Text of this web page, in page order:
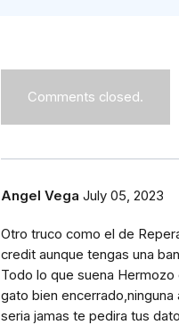
Comments closed.
Angel Vega July 05, 2023
Otro truco como el de
credit aunque tengas una
Todo lo que suena Hermozo
gato bien encerrado,ninguna
seria jamas te pedira tus